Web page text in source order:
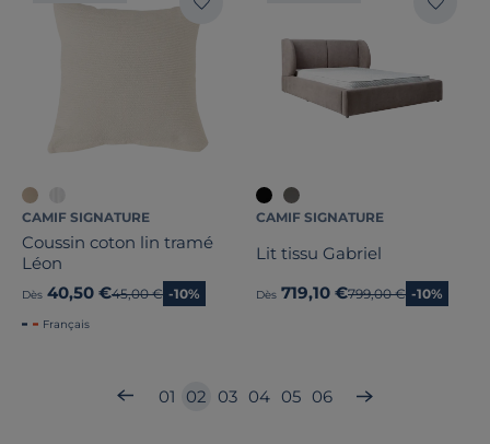
CAMIF SIGNATURE
Coussin coton lin tramé
Léon
Dès 40,50 €Ancien prix
45,00 € -10%
Français
CAMIF SIGNATURE
Lit tissu Gabriel
Dès 719,10 €Ancien prix
799,00 € -10%
01 02 03 04 05 06